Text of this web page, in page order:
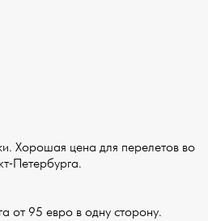
Хорошая цена для перелетов во
Петербурга.
от 95 евро в одну сторону.